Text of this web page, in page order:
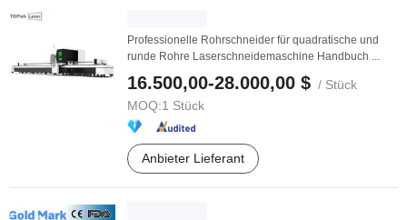
Professionelle Rohrschneider für quadratische und
runde Rohre Laserschneidemaschine Handbuch ...
16.500,00-28.000,00 $ / Stück
MOQ:1 Stück
Anbieter Lieferant